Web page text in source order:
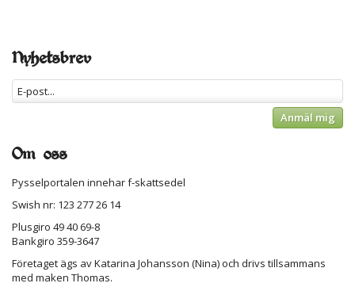
Nyhetsbrev
Anmäl mig
Om oss
Pysselportalen innehar f-skattsedel
Swish nr: 123 277 26 14
Plusgiro 49 40 69-8
Bankgiro 359-3647
Företaget ägs av Katarina Johansson (Nina) och drivs tillsammans
med maken Thomas.